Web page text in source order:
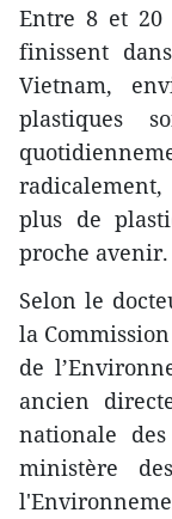
Entre 8 et 20
finissent
Vietnam,
plastiques
plus de
proche avenir.
Selon le
la
de
ancien
nationale
ministère